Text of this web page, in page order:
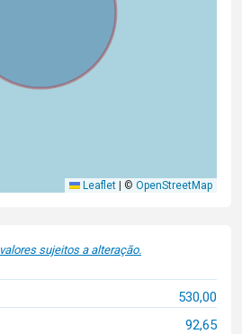
Leaflet © OpenStreetMap
valores sujeitos a alteração.
530,00
92,65